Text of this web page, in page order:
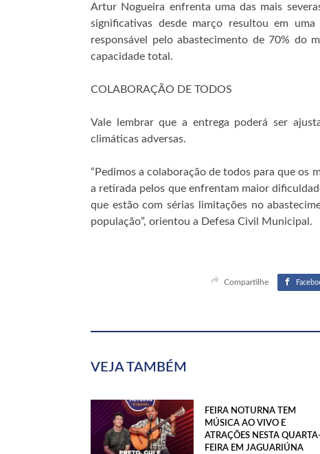
Artur Nogueira enfrenta uma das mais
significativas desde março resultou em
responsável pelo abastecimento de 70% do
capacidade total.
COLABORAÇÃO DE TODOS
Vale lembrar que a entrega poderá ser
climáticas adversas.
“Pedimos a colaboração de todos para que os
a retirada pelos que enfrentam maior
que estão com sérias limitações no
população”, orientou a Defesa Civil Municipal.
Compartilhe
VEJA TAMBÉM
FEIRA NOTURNA TEM
MÚSICA AO VIVO E
ATRAÇÕES NESTA QUARTA-
FEIRA EM JAGUARIÚNA